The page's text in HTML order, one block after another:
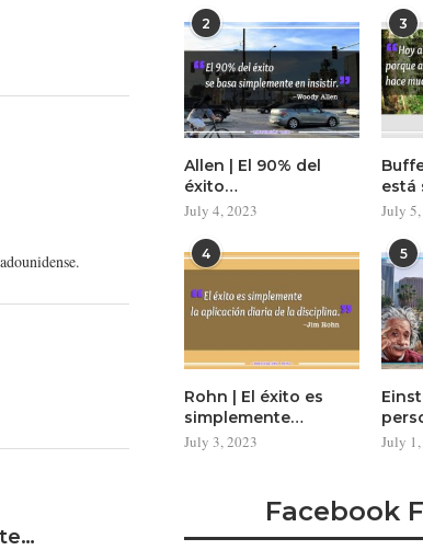
2
Allen | El 90% del
éxito…
July 4, 2023
3
está
July
4
Rohn | El éxito es
simplemente…
July 3, 2023
5
July
Facebook